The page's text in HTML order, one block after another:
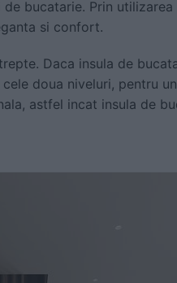
bucatarie. Prin
si confort.
Daca insula de
doua niveluri, pentru
astfel incat insula de